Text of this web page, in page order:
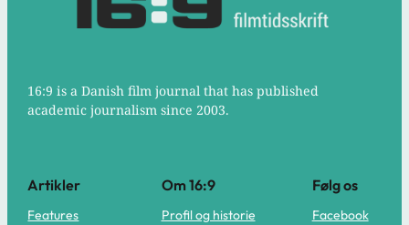
16:9 is a Danish film journal that has published
academic journalism since 2003.
Artikler
Features
Om 16:9
Profil og historie
Følg os
Facebook